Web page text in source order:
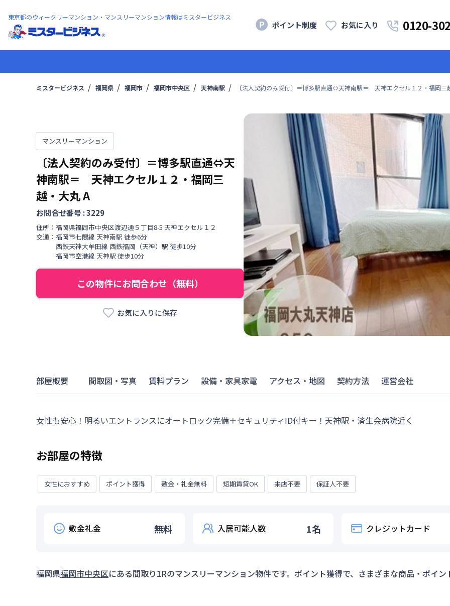
東京都のウィークリーマンション・マンスリーマンション情報はミスタービジネス
ポイント制度 お気に入り 0120-
ミスタービジネス 福岡県 福岡市 福岡市中央区 天神南駅 〔法人契約のみ受付〕＝博多駅直通⇔天神南駅＝ 天神エクセル１２・福岡三
マンスリーマンション
〔法人契約のみ受付〕＝博多駅直通⇔天
神南駅＝ 天神エクセル１２・福岡三
越・大丸A
お問合せ番号 :3229
住所： 福岡県福岡市中央区渡辺通５丁目8-5 天神エクセル１２
交通： 福岡市七隈線 天神南駅 徒歩6分
西鉄天神大牟田線 西鉄福岡（天神）駅 徒歩10分
福岡市空港線 天神駅 徒歩10分
この物件にお問合わせ（無料）
お気に入りに保存
部屋概要 間取図・写真 賃料プラン 設備・家具家電 アクセス・地図 契約方法 運営会社
女性も安心！明るいエントランスにオートロック完備＋セキュリティID付キー！天神駅・済生会病院近く
お部屋の特徴
女性におすすめ ポイント獲得 敷金・礼金無料 短期賃貸OK 来店不要 保証人不要
敷金礼金 無料 入居可能人数 1名 クレジットカード
福岡県福岡市中央区にある間取り1Rのマンスリーマンション物件です。ポイント獲得で、さまざまな商品・ポイ